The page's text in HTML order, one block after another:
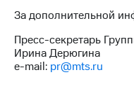
акций
Описание
Программа
приобретения
За дополнительной
Пресс-секретарь
Ирина Дерюгина
e-mail: pr@mts.ru